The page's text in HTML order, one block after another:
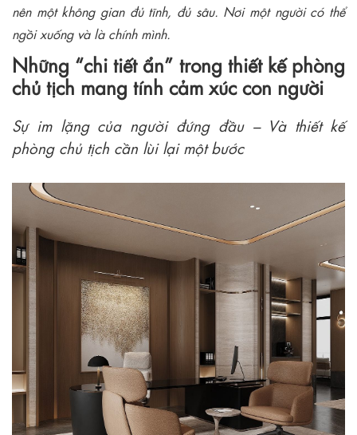
nên một không gian đủ tĩnh, đủ sâu. Nơi một người có thể
ngồi xuống và là chính mình.
Những “chi tiết ẩn” trong thiết kế phòng
chủ tịch mang tính cảm xúc con người
Sự im lặng của người đứng đầu – Và thiết kế
phòng chủ tịch cần lùi lại một bước